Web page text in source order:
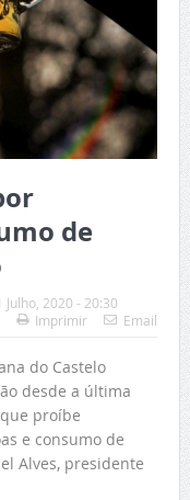
de
Julho, 2020 - 20:30
Imprimir
Email
do Castelo
desde a última
proíbe
e consumo de
Alves, presidente